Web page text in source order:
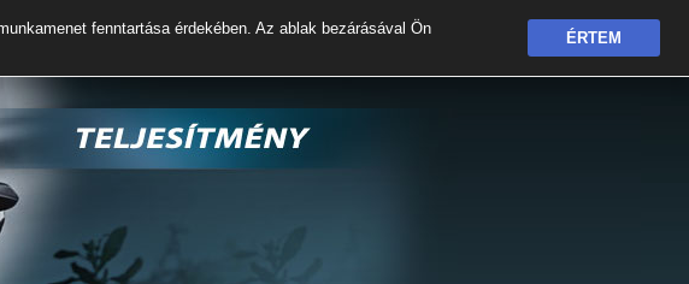
fenntartása érdekében. Az ablak bezárásával Ön
ÉRTEM